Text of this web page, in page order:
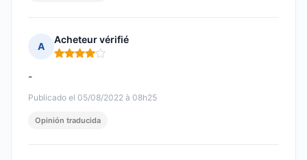
A
Acheteur vérifié
Nota: 4 de 5
Publicado el 05/08/2022 à 08h25
-
Opinión traducida